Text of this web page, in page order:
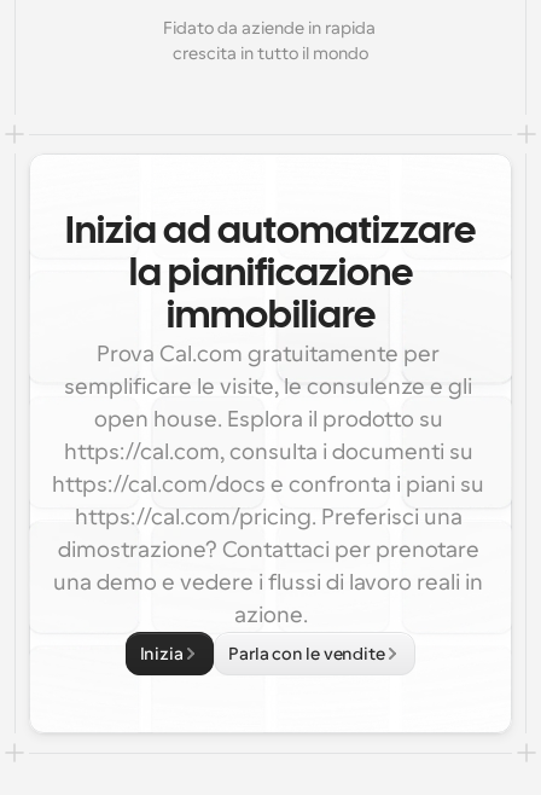
Fidato da aziende in rapida
crescita in tutto il mondo
Inizia ad automatizzare
la pianificazione
immobiliare
Prova Cal.com gratuitamente per
semplificare le visite, le consulenze e gli
open house. Esplora il prodotto su
https://cal.com, consulta i documenti su
https://cal.com/docs e confronta i piani su
https://cal.com/pricing. Preferisci una
dimostrazione? Contattaci per prenotare
una demo e vedere i flussi di lavoro reali in
azione.
Inizia Parla con le vendite